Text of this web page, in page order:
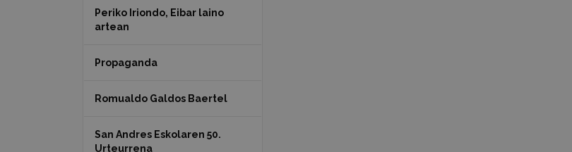
Periko Iriondo, Eibar laino
artean
Propaganda
Romualdo Galdos Baertel
San Andres Eskolaren 50.
Urteurrena